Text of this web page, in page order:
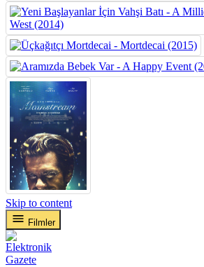
Skip to content
Filmler